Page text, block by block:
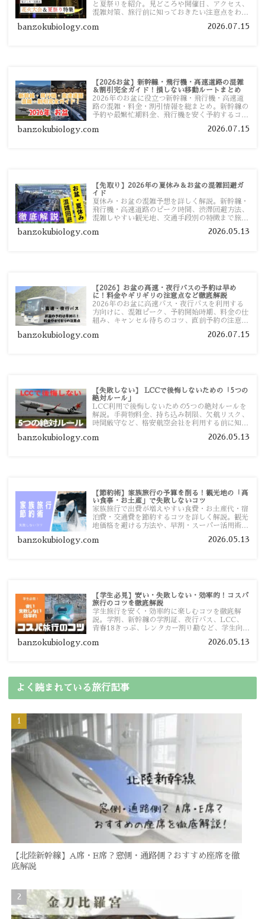
と夏祭りを紹介。見どころや開催日、アクセス、
混雑対策、旅行前に知っておきたい注意点をわか
banzokubiology.com 2026.07.15
【2026お盆】新幹線・飛行機・高速道路の混雑
＆割引完全ガイド！損しない移動ルートまとめ
2026年のお盆に役立つ新幹線・飛行機・高速道
路の混雑・料金・割引情報を総まとめ。新幹線の
予約や最繁忙期料金、飛行機を安く予約するコ
い移動方法を分かりやすく解説します。
banzokubiology.com 2026.07.15
【先取り】2026年の夏休み＆お盆の混雑回避ガ
イド
夏休み・お盆の混雑予想を詳しく解説。新幹線・
飛行機・高速道路のピーク時間、渋滞回避方法、
混雑しやすい観光地、交通手段別の特徴まで旅行
banzokubiology.com 2026.05.13
【2026】お盆の高速・夜行バスの予約は早め
に！料金やギリギリの注意点など徹底解説
2026年のお盆に高速バス・夜行バスを利用する
方向けに、混雑ピーク、予約開始時期、料金の仕
組み、キャンセル待ちのコツ、直前予約の注意点
banzokubiology.com 2026.07.15
【失敗しない】 LCCで後悔しないための「5つの
絶対ルール」
LCC利用で後悔しないための5つの絶対ルールを
解説。手荷物料金、持ち込み制限、欠航リスク、
時間厳守など、格安航空会社を利用する前に知っ
す。
banzokubiology.com 2026.05.13
【節約術】家族旅行の予算を削る！観光地の「高
い食事・お土産」で失敗しないコツ
家族旅行で出費が増えやすい食費・お土産代・宿
泊費・交通費を節約するコツを詳しく解説。観光
地価格を避ける方法や、早割・スーパー活用術、
banzokubiology.com 2026.05.13
【学生必見】安い・失敗しない・効率的！コスパ
旅行のコツを徹底解説
学生旅行を安く・効率的に楽しむコツを徹底解
説。学割、新幹線の学割証、夜行バス、LCC、
青春18きっぷ、レンタカー割り勘など、学生向け
banzokubiology.com 2026.05.13
よく読まれている旅行記事
【北陸新幹線】A席・E席？窓側・通路側？おすすめ座席を徹
底解説